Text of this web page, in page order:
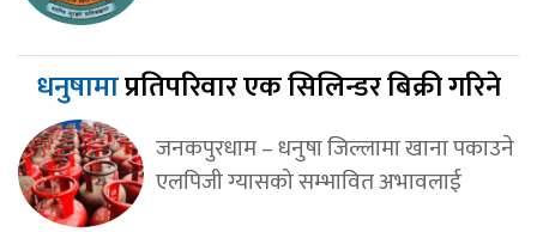
धनुषामाप्रतिपरिवार एक सिलिन्डर बिक्री गरिने
जनकपुरधाम – धनुषा जिल्लामा खाना पकाउने
एलपिजी ग्यासको सम्भावित अभावलाई